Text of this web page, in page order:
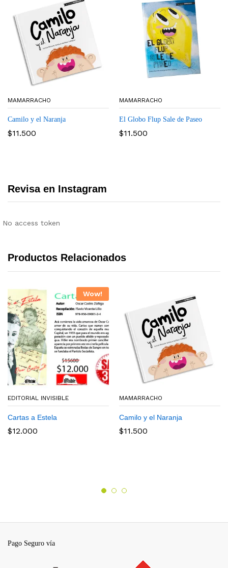
MAMARRACHO
Camilo y el Naranja
$11.500
MAMARRACHO
El Globo Flup Sale de Paseo
$11.500
Revisa en Instagram
No access token
Productos Relacionados
Wow!
EDITORIAL INVISIBLE
Cartas a Estela
$12.000
MAMARRACHO
Camilo y el Naranja
$11.500
Pago Seguro vía